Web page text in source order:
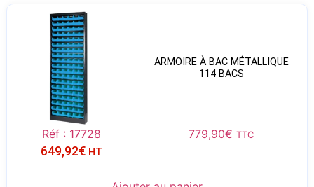
ARMOIRE À BAC MÉTALLIQUE
114 BACS
Réf : 17728 779,90€ TTC
649,92€ HT